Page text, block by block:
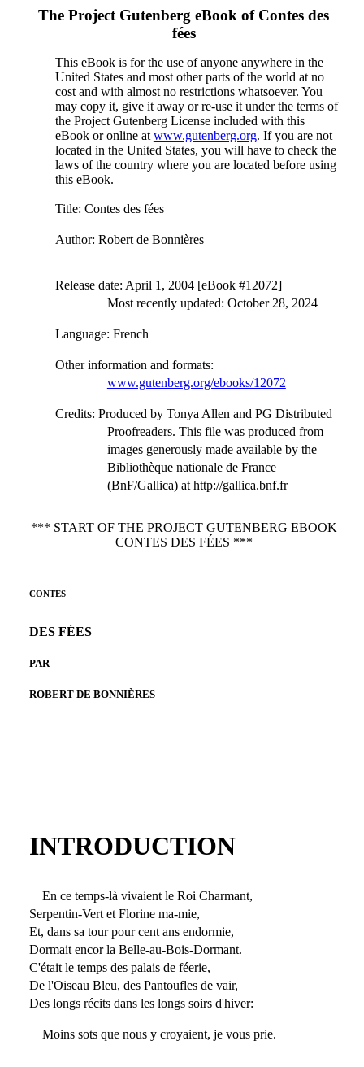
The Project Gutenberg eBook of Contes des
fées
This eBook is for the use of anyone anywhere in the
United States and most other parts of the world at no
cost and with almost no restrictions whatsoever. You
may copy it, give it away or re-use it under the terms of
the Project Gutenberg License included with this
eBook or online at www.gutenberg.org. If you are not
located in the United States, you will have to check the
laws of the country where you are located before using
this eBook.
Title: Contes des fées
Author: Robert de Bonnières
Release date: April 1, 2004 [eBook #12072]
Most recently updated: October 28, 2024
Language: French
Other information and formats:
www.gutenberg.org/ebooks/12072
Credits: Produced by Tonya Allen and PG Distributed
Proofreaders. This file was produced from
images generously made available by the
Bibliothèque nationale de France
(BnF/Gallica) at http://gallica.bnf.fr
*** START OF THE PROJECT GUTENBERG EBOOK
CONTES DES FÉES ***
CONTES
DES FÉES
PAR
ROBERT DE BONNIÈRES
INTRODUCTION
En ce temps-là vivaient le Roi Charmant,
Serpentin-Vert et Florine ma-mie,
Et, dans sa tour pour cent ans endormie,
Dormait encor la Belle-au-Bois-Dormant.
C'était le temps des palais de féerie,
De l'Oiseau Bleu, des Pantoufles de vair,
Des longs récits dans les longs soirs d'hiver:
Moins sots que nous y croyaient, je vous prie.